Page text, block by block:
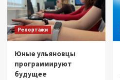
Репортажи
Юные ульяновцы
программируют
будущее